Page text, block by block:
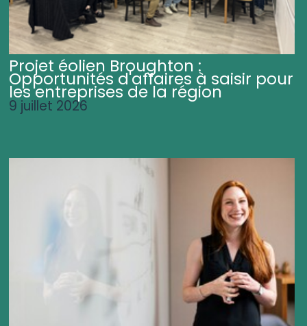
Projet éolien Broughton :
Opportunités d'affaires à saisir pour
les entreprises de la région
9 juillet 2026